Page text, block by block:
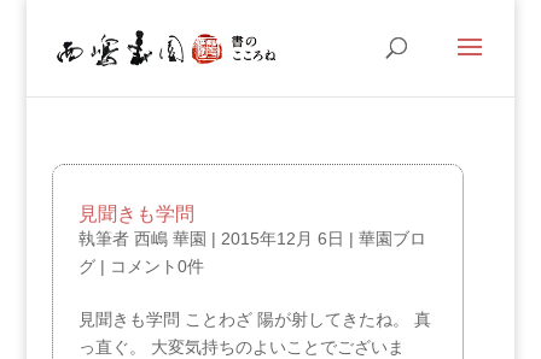
見聞きも学問
執筆者 西嶋 華園 | 2015年12月 6日 | 華園ブロ
グ| コメント0件
見聞きも学問 ことわざ 陽が射してきたね。 真
っ直ぐ。 大変気持ちのよいことでございま